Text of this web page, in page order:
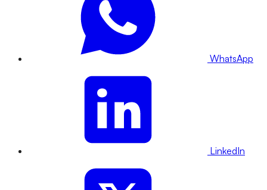
WhatsApp
LinkedIn